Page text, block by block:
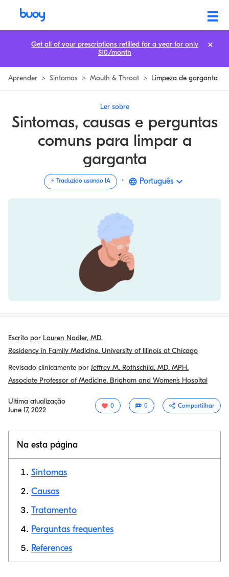
Aprender > Sintomas > Mouth & Throat > Limpeza de garganta
Ler sobre
Sintomas, causas e perguntas
comuns para limpar a
garganta
⚡️ Traduzido usando IA · Português
Escrito por Lauren Nadler, MD.
Residency in Family Medicine, University of Illinois at Chicago
Revisado clinicamente por Jeffrey M. Rothschild, MD, MPH.
Associate Professor of Medicine, Brigham and Women’s Hospital
Ultima atualização
June 17, 2022
0 0 Compartilhar
Na esta página
Sintomas
Causas
Tratamento
Perguntas frequentes
References
Get all of your prescriptions refilled for a year for only
$10/month